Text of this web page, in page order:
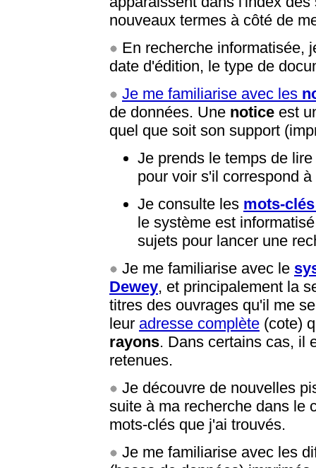
nouveaux termes à côté de
En recherche informatisée,
date d'édition, le type de
Je me familiarise avec les
de données. Une notice est
quel que soit son support
Je prends le temps de
pour voir s'il correspond
Je consulte les mots-
le système est
sujets pour lancer une
Je me familiarise avec le
Dewey, et principalement la
titres des ouvrages qu'il me
leur adresse complète (cote)
rayons. Dans certains cas, il
retenues.
Je découvre de nouvelles
suite à ma recherche dans le
mots-clés que j'ai trouvés.
Je me familiarise avec les